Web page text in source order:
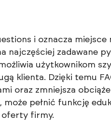
i oznacza miejsce
najczęściej zadawane
użytkownikom
klienta. Dzięki temu
oraz zmniejsza
pełnić funkcję
oferty firmy.